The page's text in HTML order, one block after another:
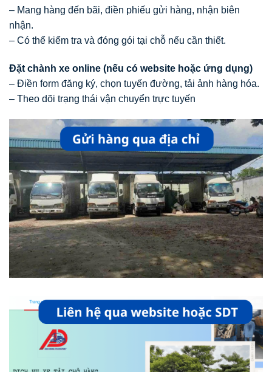
– Mang hàng đến bãi, điền phiếu gửi hàng, nhận biên
nhận.
– Có thể kiểm tra và đóng gói tại chỗ nếu cần thiết.
Đặt chành xe online (nếu có website hoặc ứng dụng)
– Điền form đăng ký, chọn tuyến đường, tải ảnh hàng hóa.
– Theo dõi trạng thái vận chuyển trực tuyến